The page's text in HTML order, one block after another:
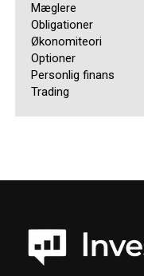
Mæglere
Obligationer
Økonomiteori
Optioner
Personlig finans
Trading